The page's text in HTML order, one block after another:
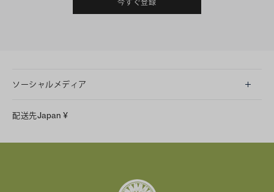
今すぐ登録
ソーシャルメディア
Facebook
配送先Japan ¥